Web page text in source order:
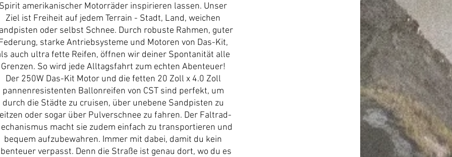
amerikanischer Motorräder inspirieren lassen. Unser
Ziel ist Freiheit auf jedem Terrain - Stadt, Land, weichen
oder selbst Schnee. Durch robuste Rahmen, guter
starke Antriebsysteme und Motoren von Das-Kit,
auch ultra fette Reifen, öffnen wir deiner Spontanität alle
Grenzen. So wird jede Alltagsfahrt zum echten Abenteuer!
Der 250W Das-Kit Motor und die fetten 20 Zoll x 4.0 Zoll
pannenresistenten Ballonreifen von CST sind perfekt, um
durch die Städte zu cruisen, über unebene Sandpisten zu
oder sogar über Pulverschnee zu fahren. Der Faltrad-
macht sie zudem einfach zu transportieren und
bequem aufzubewahren. Immer mit dabei, damit du kein
verpasst. Denn die Straße ist genau dort, wo du es